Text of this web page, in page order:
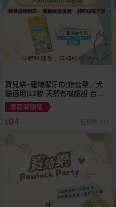
寶兒樂~寵物潔牙巾(指套型／犬
貓適用)12枚 天然有機認證 台灣
製造 濕式
專區滿額贈
$94 已銷售134